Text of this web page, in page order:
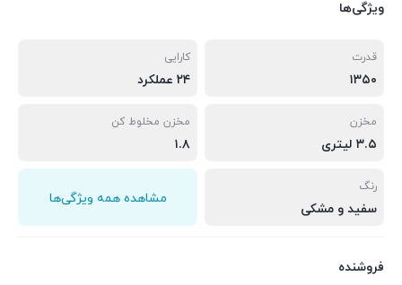
ویژگی‌ها
قدرت
۱۳۵۰
کارایی
۲۴ عملکرد
مخزن
۳.۵ لیتری
مخزن مخلوط کن
۱.۸
رنگ
سفید و مشکی
مشاهده همه ویژگی‌ها
فروشنده